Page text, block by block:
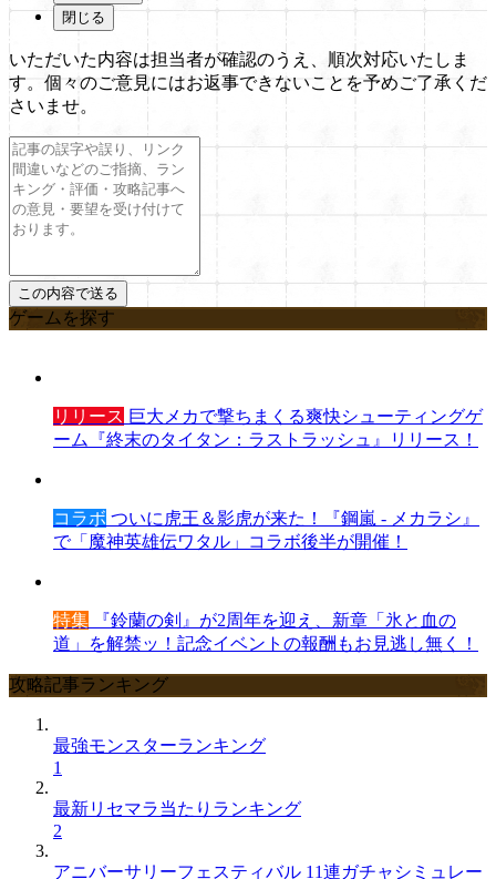
閉じる
いただいた内容は担当者が確認のうえ、順次対応いたしま
す。個々のご意見にはお返事できないことを予めご了承くだ
さいませ。
ゲームを探す
リリース 巨大メカで撃ちまくる爽快シューティングゲ
ーム『終末のタイタン：ラストラッシュ』リリース！
コラボ ついに虎王＆影虎が来た！『鋼嵐 - メカラシ』
で「魔神英雄伝ワタル」コラボ後半が開催！
特集 『鈴蘭の剣』が2周年を迎え、新章「氷と血の
道」を解禁ッ！記念イベントの報酬もお見逃し無く！
攻略記事ランキング
最強モンスターランキング
1
最新リセマラ当たりランキング
2
アニバーサリーフェスティバル 11連ガチャシミュレー